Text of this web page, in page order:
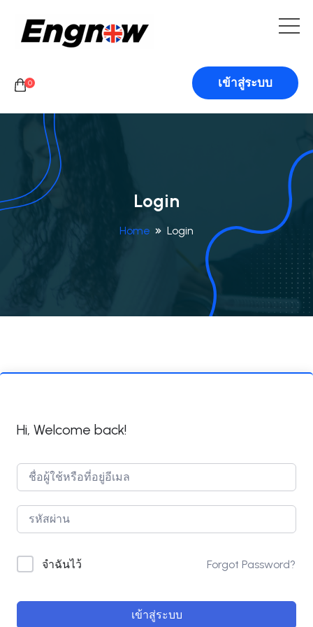
0 เข้าสู่ระบบ
Login
Home Login
Hi, Welcome back!
จำฉันไว้ Forgot Password?
เข้าสู่ระบบ